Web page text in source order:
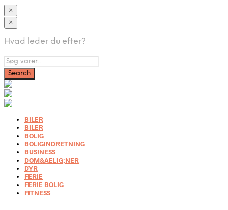
×
×
Hvad leder du efter?
BILER
BILER
BOLIG
BOLIGINDRETNING
BUSINESS
DOM&AELIG;NER
DYR
FERIE
FERIE BOLIG
FITNESS